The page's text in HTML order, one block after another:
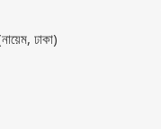
ঢাকা)